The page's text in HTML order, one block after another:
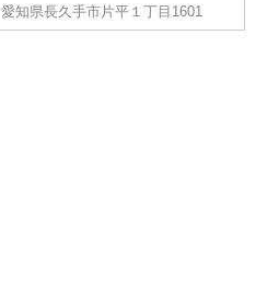
愛知県長久手市片平１丁目1601